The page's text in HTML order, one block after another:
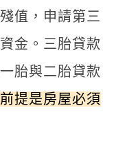
值，申請第三
金。三胎貸款
胎與二胎貸款
提是房屋必須